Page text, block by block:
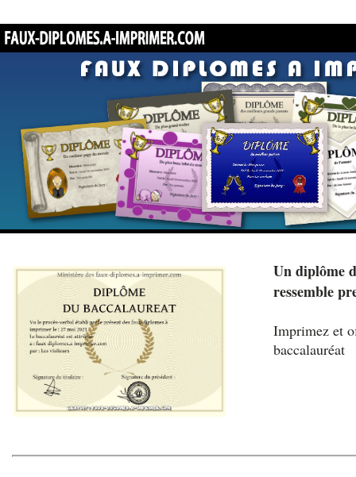
Un diplôme
ressemble
Imprimez et
baccalauréat